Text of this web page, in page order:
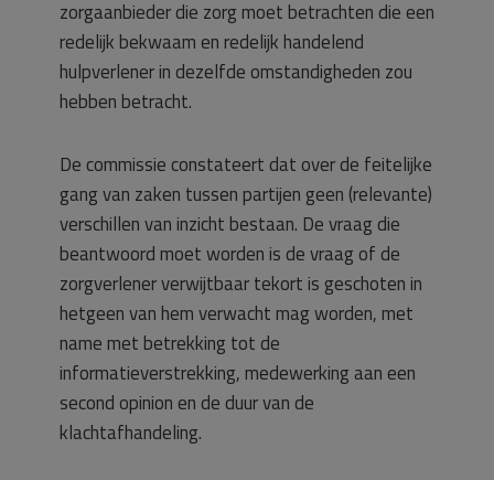
zorgaanbieder die zorg moet betrachten die een
redelijk bekwaam en redelijk handelend
hulpverlener in dezelfde omstandigheden zou
hebben betracht.
De commissie constateert dat over de feitelijke
gang van zaken tussen partijen geen (relevante)
verschillen van inzicht bestaan. De vraag die
beantwoord moet worden is de vraag of de
zorgverlener verwijtbaar tekort is geschoten in
hetgeen van hem verwacht mag worden, met
name met betrekking tot de
informatieverstrekking, medewerking aan een
second opinion en de duur van de
klachtafhandeling.